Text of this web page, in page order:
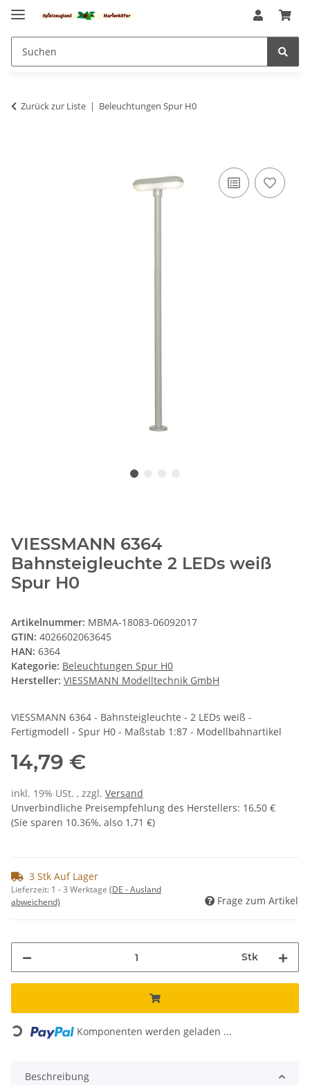
Zurück zur Liste Beleuchtungen Spur H0
VIESSMANN 6364
Bahnsteigleuchte 2 LEDs weiß
Spur H0
Artikelnummer: MBMA-18083-06092017
GTIN: 4026602063645
HAN: 6364
Kategorie: Beleuchtungen Spur H0
Hersteller: VIESSMANN Modelltechnik GmbH
VIESSMANN 6364 - Bahnsteigleuchte - 2 LEDs weiß -
Fertigmodell - Spur H0 - Maßstab 1:87 - Modellbahnartikel
14,79 €
inkl. 19% USt. , zzgl. Versand
Unverbindliche Preisempfehlung des Herstellers: 16,50 €
(Sie sparen 10.36%, also 1,71 €)
3 Stk Auf Lager
Lieferzeit: 1 - 3 Werktage (DE - Ausland
abweichend)
Frage zum Artikel
Stk
Loading... Komponenten werden geladen ...
Beschreibung